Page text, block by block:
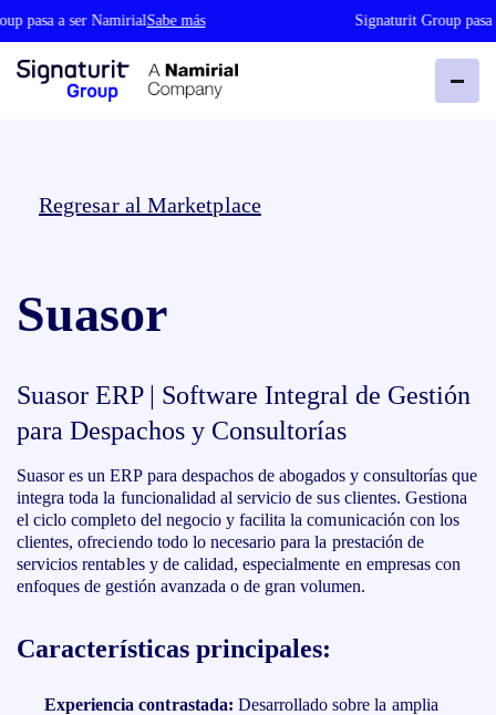
pasa a ser NamirialSabe más Signaturit Group pasa
Regresar al Marketplace
Suasor
Suasor ERP | Software Integral de Gestión
para Despachos y Consultorías
Suasor es un ERP para despachos de abogados y consultorías que
integra toda la funcionalidad al servicio de sus clientes. Gestiona
el ciclo completo del negocio y facilita la comunicación con los
clientes, ofreciendo todo lo necesario para la prestación de
servicios rentables y de calidad, especialmente en empresas con
enfoques de gestión avanzada o de gran volumen.
Características principales:
Experiencia contrastada: Desarrollado sobre la amplia